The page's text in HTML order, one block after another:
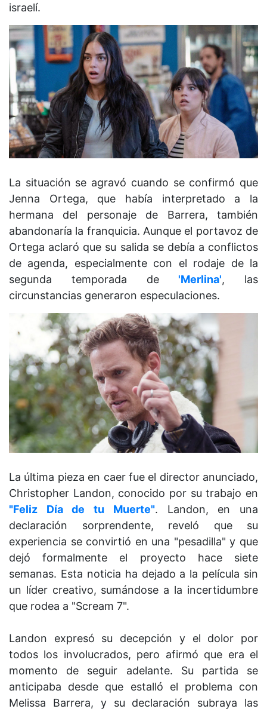
israelí.
La situación se agravó cuando se confirmó que
Jenna Ortega, que había interpretado a la
hermana del personaje de Barrera, también
abandonaría la franquicia. Aunque el portavoz de
Ortega aclaró que su salida se debía a conflictos
de agenda, especialmente con el rodaje de la
segunda temporada de'Merlina', las
circunstancias generaron especulaciones.
La última pieza en caer fue el director anunciado,
Christopher Landon, conocido por su trabajo en
"Feliz Día de tu Muerte". Landon, en una
declaración sorprendente, reveló que su
experiencia se convirtió en una "pesadilla" y que
dejó formalmente el proyecto hace siete
semanas. Esta noticia ha dejado a la película sin
un líder creativo, sumándose a la incertidumbre
que rodea a "Scream 7".
Landon expresó su decepción y el dolor por
todos los involucrados, pero afirmó que era el
momento de seguir adelante. Su partida se
anticipaba desde que estalló el problema con
Melissa Barrera, y su declaración subraya las